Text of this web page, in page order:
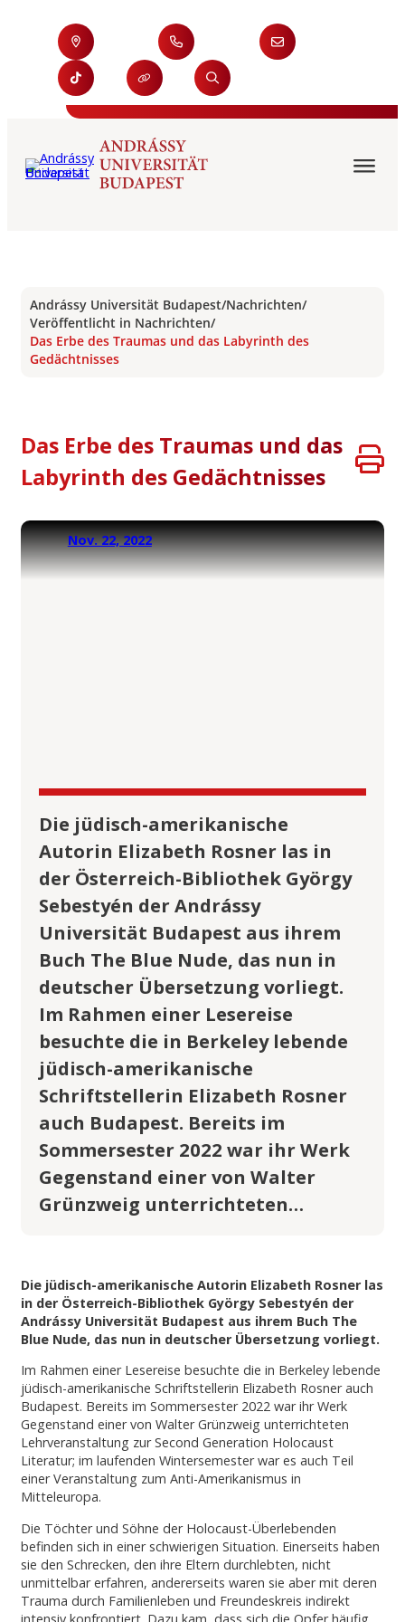
Andrássy Universität Budapest/Nachrichten/
Veröffentlicht in Nachrichten/
Das Erbe des Traumas und das Labyrinth des
Gedächtnisses
Das Erbe des Traumas und das
Labyrinth des Gedächtnisses
Nov. 22, 2022
Die jüdisch-amerikanische
Autorin Elizabeth Rosner las in
der Österreich-Bibliothek György
Sebestyén der Andrássy
Universität Budapest aus ihrem
Buch The Blue Nude, das nun in
deutscher Übersetzung vorliegt.
Im Rahmen einer Lesereise
besuchte die in Berkeley lebende
jüdisch-amerikanische
Schriftstellerin Elizabeth Rosner
auch Budapest. Bereits im
Sommersester 2022 war ihr Werk
Gegenstand einer von Walter
Grünzweig unterrichteten…
Die jüdisch-amerikanische Autorin Elizabeth Rosner las
in der Österreich-Bibliothek György Sebestyén der
Andrássy Universität Budapest aus ihrem Buch The
Blue Nude, das nun in deutscher Übersetzung vorliegt.
Im Rahmen einer Lesereise besuchte die in Berkeley lebende
jüdisch-amerikanische Schriftstellerin Elizabeth Rosner auch
Budapest. Bereits im Sommersester 2022 war ihr Werk
Gegenstand einer von Walter Grünzweig unterrichteten
Lehrveranstaltung zur Second Generation Holocaust
Literatur; im laufenden Wintersemester war es auch Teil
einer Veranstaltung zum Anti-Amerikanismus in
Mitteleuropa.
Die Töchter und Söhne der Holocaust-Überlebenden
befinden sich in einer schwierigen Situation. Einerseits haben
sie den Schrecken, den ihre Eltern durchlebten, nicht
unmittelbar erfahren, andererseits waren sie aber mit deren
Trauma durch Familienleben und Freundeskreis indirekt
intensiv konfrontiert. Dazu kam, dass sich die Opfer häufig